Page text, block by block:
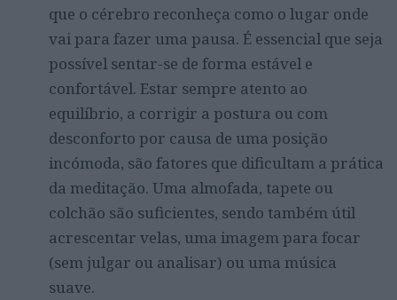
que o cérebro reconheça como o lugar onde
vai para fazer uma pausa. É essencial que seja
possível sentar-se de forma estável e
confortável. Estar sempre atento ao
equilíbrio, a corrigir a postura ou com
desconforto por causa de uma posição
incómoda, são fatores que dificultam a prática
da meditação. Uma almofada, tapete ou
colchão são suficientes, sendo também útil
acrescentar velas, uma imagem para focar
(sem julgar ou analisar) ou uma música
suave.